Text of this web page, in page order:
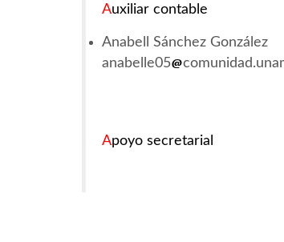
Auxiliar contable
Anabell Sánchez González
anabelle05
Apoyo secretarial